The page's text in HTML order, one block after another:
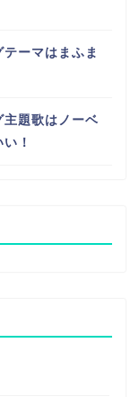
テーマはまふま
主題歌はノーベ
！